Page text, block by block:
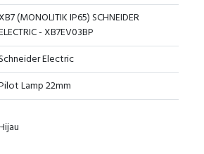
Crane Controller
(MONOLITIK IP65) SCHNEIDER
- XB7EV03BP
Electric
Lamp 22mm